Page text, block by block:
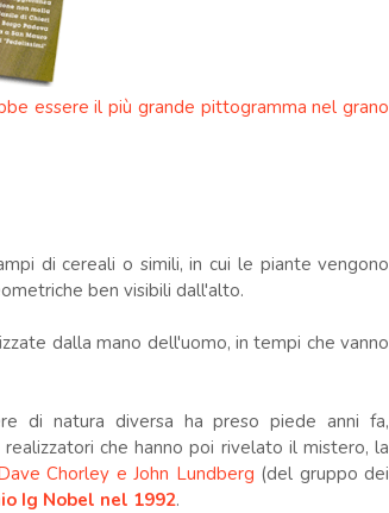
essere il più grande pittogramma nel grano
di cereali o simili, in cui le piante vengono
ben visibili dall'alto.
dalla mano dell'uomo, in tempi che vanno
di natura diversa ha preso piede anni fa,
che hanno poi rivelato il mistero, la
Chorley e John Lundberg (del gruppo dei
Ig Nobel nel 1992.